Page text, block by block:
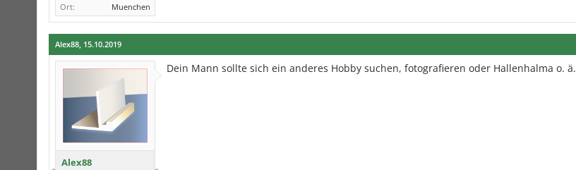
Ort:
Muenchen
Alex88, 15.10.2019
Alex88
Dein Mann sollte sich ein anderes Hobby suchen, fotografieren oder Hallenhalma o. ä.